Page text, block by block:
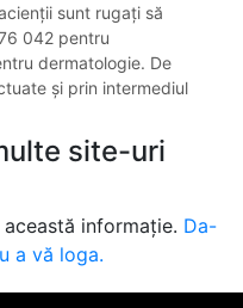
sunt rugați să
042 pentru
dermatologie. De
și prin intermediul
site-uri
informație. Da-
a vă loga.